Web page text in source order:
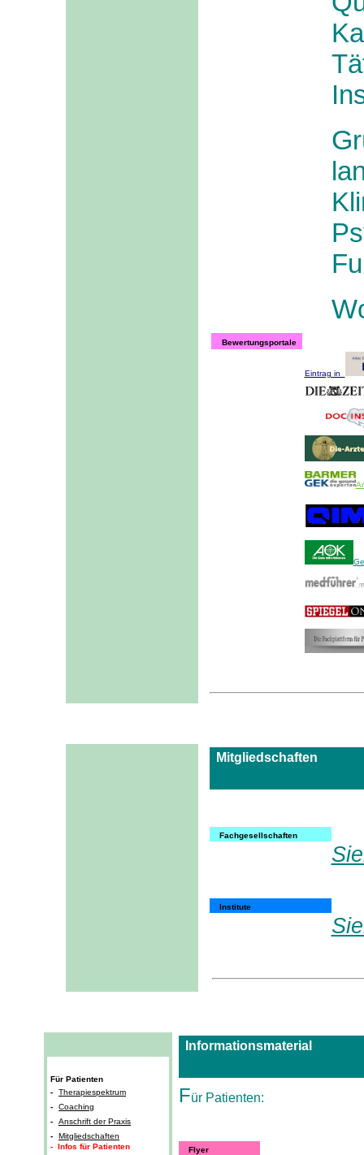
G
W
Bewertungsportale
Eintrag in
Mitgliedschaften
Fachgesellschaften
Institute
Für Patienten
-
Therapiespektrum
-
Coaching
-
Anschrift der Praxis
-
Mitgliedschaften
- Infos für Patienten
Informationsmaterial
Für Patienten:
Flyer